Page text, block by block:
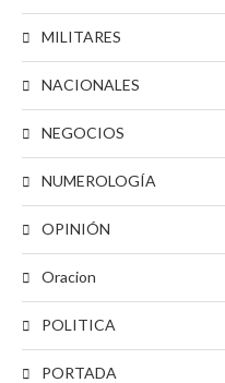
MILITARES
NACIONALES
NEGOCIOS
NUMEROLOGÍA
OPINIÓN
Oracion
POLITICA
PORTADA